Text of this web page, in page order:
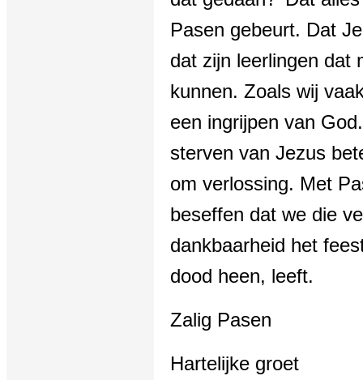
Pasen gebeurt. Dat
dat zijn leerlingen dat
kunnen. Zoals wij
een ingrijpen van
sterven van Jezus
om verlossing. Met
beseffen dat we die
dankbaarheid het
dood heen, leeft.
Zalig Pasen
Hartelijke groet